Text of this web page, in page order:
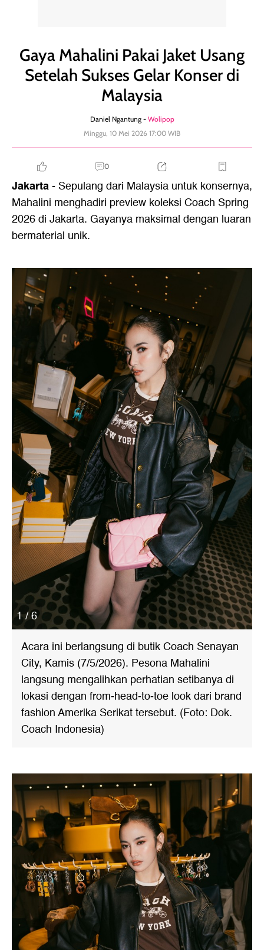
Gaya Mahalini Pakai Jaket Usang
Setelah Sukses Gelar Konser di
Malaysia
Daniel Ngantung - Wolipop
Minggu, 10 Mei 2026 17:00 WIB
0
Jakarta- Sepulang dari Malaysia untuk konsernya,
Mahalini menghadiri preview koleksi Coach Spring
2026 di Jakarta. Gayanya maksimal dengan luaran
bermaterial unik.
1 / 6
Acara ini berlangsung di butik Coach Senayan
City, Kamis (7/5/2026). Pesona Mahalini
langsung mengalihkan perhatian setibanya di
lokasi dengan from-head-to-toe look dari brand
fashion Amerika Serikat tersebut. (Foto: Dok.
Coach Indonesia)